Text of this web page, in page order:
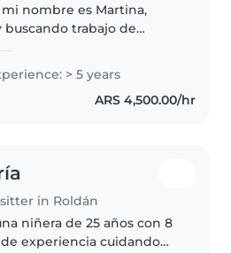
mi nombre es Martina,
buscando trabajo de
de los chicos, a realizar
cocinar, entre otras cosas.
consulta no dudes en..
> 5 years
ARS 4,500.00/hr
in Roldán
niñera de 25 años con 8
experiencia cuidando